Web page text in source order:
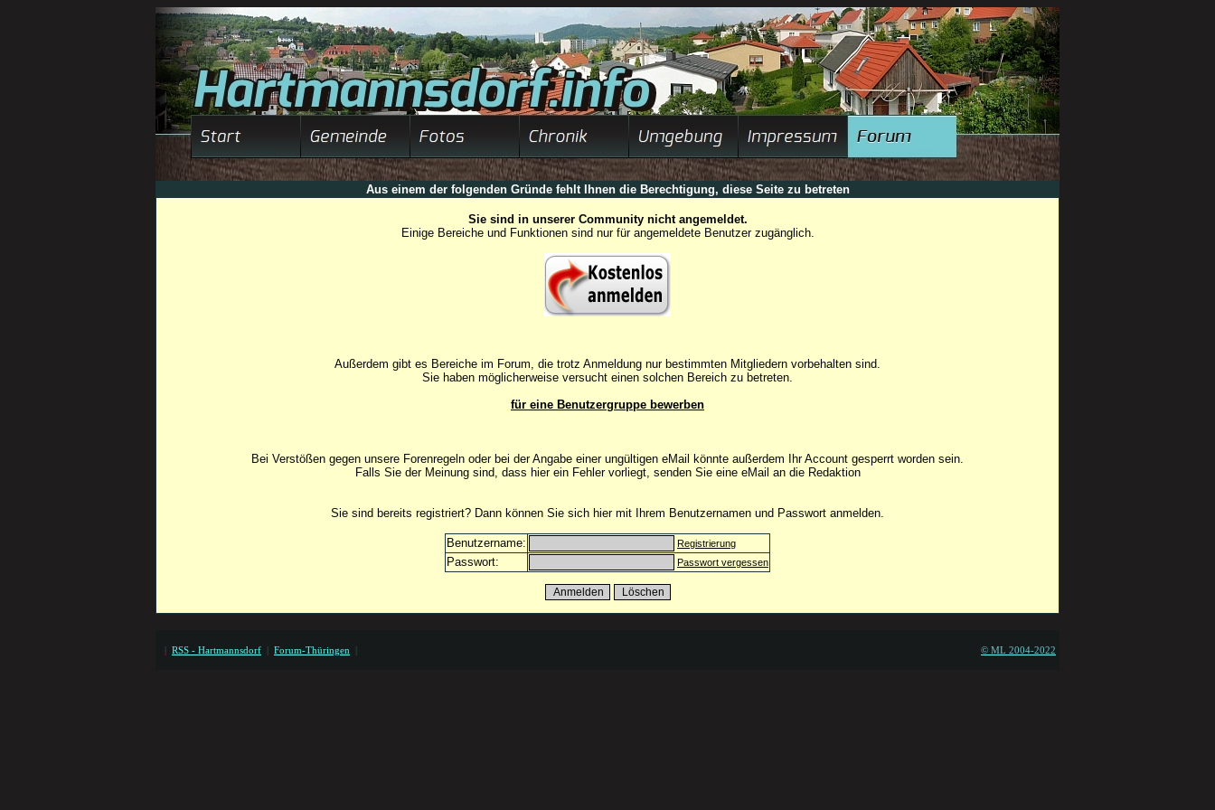
Aus einem der folgenden Gründe fehlt Ihnen die Berechtigung, diese Seite zu betreten
Sie sind in unserer Community nicht angemeldet.
Einige Bereiche und Funktionen sind nur für angemeldete Benutzer zugänglich.
Außerdem gibt es Bereiche im Forum, die trotz Anmeldung nur bestimmten Mitgliedern vorbehalten sind.
Sie haben möglicherweise versucht einen solchen Bereich zu betreten.
für eine Benutzergruppe bewerben
Bei Verstößen gegen unsere Forenregeln oder bei der Angabe einer ungültigen eMail könnte außerdem Ihr Account gesperrt worden sein.
Falls Sie der Meinung sind, dass hier ein Fehler vorliegt, senden Sie eine eMail an die Redaktion
Sie sind bereits registriert? Dann können Sie sich hier mit Ihrem Benutzernamen und Passwort anmelden.
Benutzername: Registrierung
Passwort: Passwort vergessen
| RSS - Hartmannsdorf | Forum-Thüringen | © ML 2004-2022